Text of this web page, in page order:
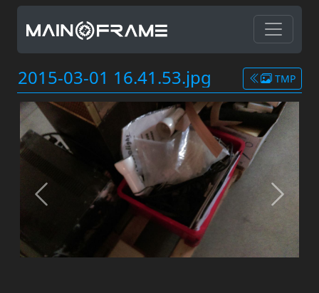
2015-03-01 16.41.53.jpg TMP